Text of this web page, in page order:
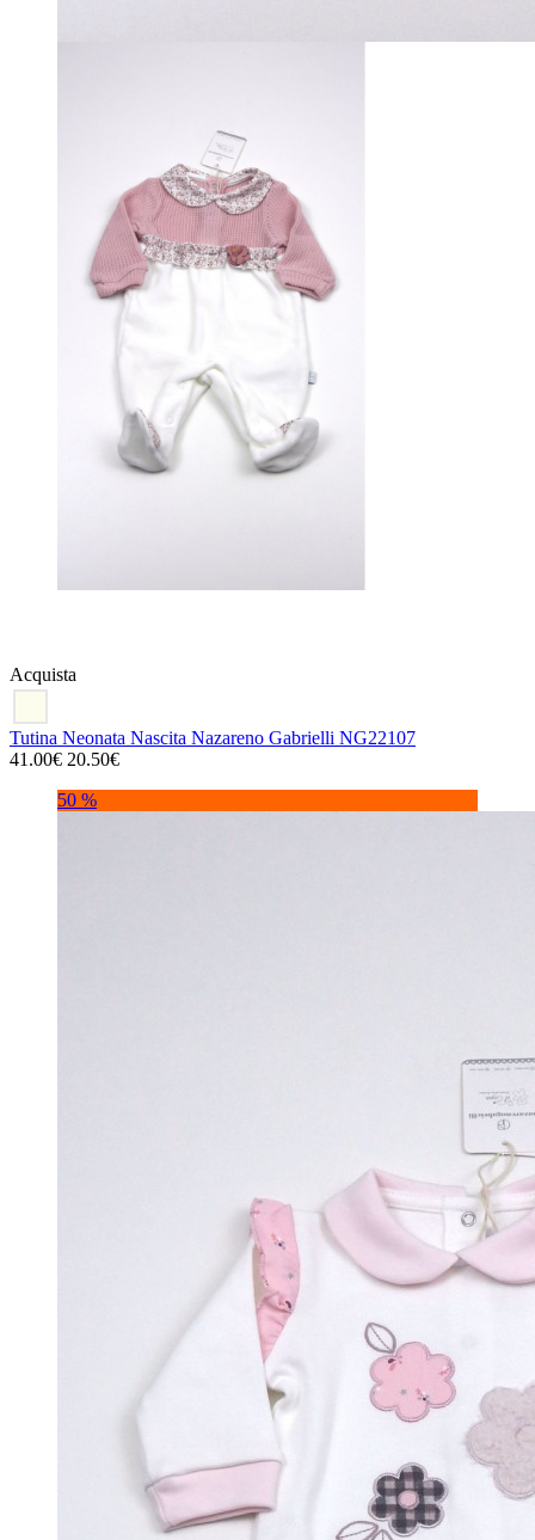
Acquista
Tutina Neonata Nascita Nazareno Gabrielli NG22107
41.00€ 20.50€
50 %